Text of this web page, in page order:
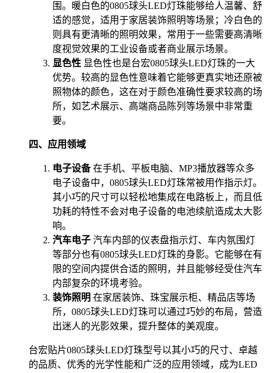
围。暖白色的0805球头LED灯珠能够给人温馨、舒
适的感觉，适用于家居装饰照明等场景；冷白色的
则具有更清晰的照明效果，常用于一些需要高清晰
度视觉效果的工业设备或者商业展示场景。
显色性 显色性也是台宏0805球头LED灯珠的一大
优势。较高的显色性意味着它能够更真实地还原被
照物体的颜色，这在对于颜色准确性要求较高的场
所，如艺术展示、高端商品陈列等场景中非常重
要。
四、应用领域
电子设备在手机、平板电脑、MP3播放器等众多
电子设备中，0805球头LED灯珠常被用作指示灯。
其小巧的尺寸可以轻松地集成在电路板上，而且低
功耗的特性不会对电子设备的电池续航造成太大影
响。
汽车电子 汽车内部的仪表盘指示灯、车内氛围灯
等部分也有0805球头LED灯珠的身影。它能够在有
限的空间内提供合适的照明，并且能够经受住汽车
内部复杂的环境考验。
装饰照明 在家居装饰、珠宝展示柜、精品店等场
所，0805球头LED灯珠可以通过巧妙的布局，营造
出迷人的光影效果，提升整体的美观度。
台宏贴片0805球头LED灯珠型号以其小巧的尺寸、卓越
的品质、优秀的光学性能和广泛的应用领域，成为LED